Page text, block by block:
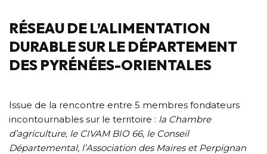
RÉSEAU DE L’ALIMENTATION
DURABLE SUR LE DÉPARTEMENT
DES PYRÉNÉES-ORIENTALES
Issue de la rencontre entre 5 membres fondateurs
incontournables sur le territoire : la Chambre
d’agriculture, le CIVAM BIO 66, le Conseil
Départemental, l’Association des Maires et Perpignan